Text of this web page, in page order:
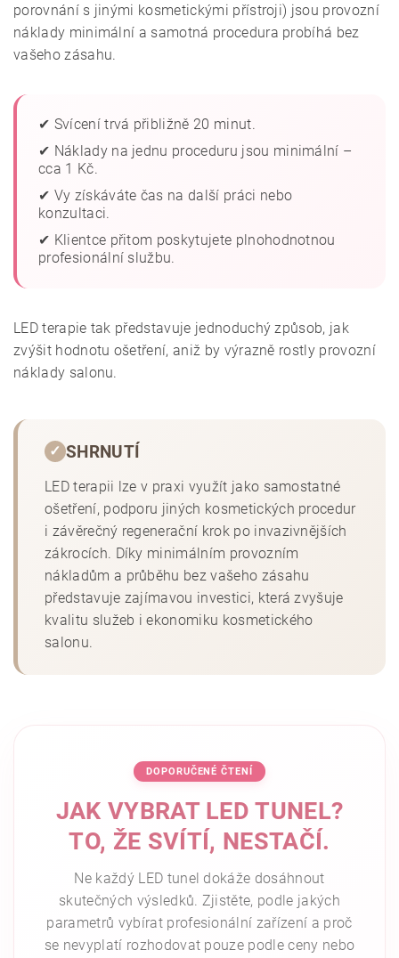
porovnání s jinými kosmetickými přístroji) jsou provozní
náklady minimální a samotná procedura probíhá bez
vašeho zásahu.
✔ Svícení trvá přibližně 20 minut.
✔ Náklady na jednu proceduru jsou minimální –
cca 1 Kč.
✔ Vy získáváte čas na další práci nebo
konzultaci.
✔ Klientce přitom poskytujete plnohodnotnou
profesionální službu.
LED terapie tak představuje jednoduchý způsob, jak
zvýšit hodnotu ošetření, aniž by výrazně rostly provozní
náklady salonu.
✓ SHRNUTÍ
LED terapii lze v praxi využít jako samostatné
ošetření, podporu jiných kosmetických procedur
i závěrečný regenerační krok po invazivnějších
zákrocích. Díky minimálním provozním
nákladům a průběhu bez vašeho zásahu
představuje zajímavou investici, která zvyšuje
kvalitu služeb i ekonomiku kosmetického
salonu.
DOPORUČENÉ ČTENÍ
JAK VYBRAT LED TUNEL?
TO, ŽE SVÍTÍ, NESTAČÍ.
Ne každý LED tunel dokáže dosáhnout
skutečných výsledků. Zjistěte, podle jakých
parametrů vybírat profesionální zařízení a proč
se nevyplatí rozhodovat pouze podle ceny nebo